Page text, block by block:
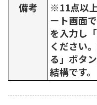
備考
※11点以
ート画面
を入力し
ください
る」ボタ
結構です。